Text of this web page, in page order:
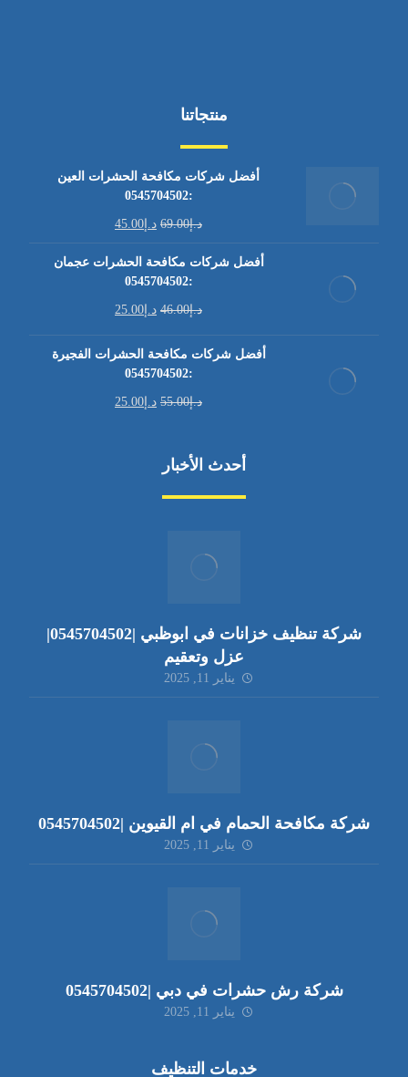
منتجاتنا
أفضل شركات مكافحة الحشرات العين
:0545704502
د.إ69.00 د.إ 45.00
أفضل شركات مكافحة الحشرات عجمان
:0545704502
د.إ46.00 د.إ 25.00
أفضل شركات مكافحة الحشرات الفجيرة
:0545704502
د.إ55.00 د.إ 25.00
أحدث الأخبار
شركة تنظيف خزانات في ابوظبي |0545704502|
عزل وتعقيم
يناير 11, 2025
شركة مكافحة الحمام في ام القيوين |0545704502
يناير 11, 2025
شركة رش حشرات في دبي |0545704502
يناير 11, 2025
خدمات التنظيف